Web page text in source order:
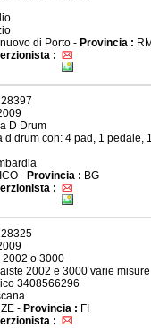
di Porto - Provincia : RM
:
28397
D Drum
d drum con: 4 pad, 1 pedale,
- Provincia : BG
:
28325
2002 o 3000
2002 e 3000 varie misure
3408566296
- Provincia : FI
: